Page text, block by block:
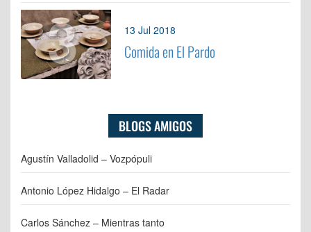
3 13 Jul 2018
Comida en El Pardo
BLOGS AMIGOS
Agustín Valladolid – Vozpópuli
Antonio López Hidalgo – El Radar
Carlos Sánchez – Mientras tanto